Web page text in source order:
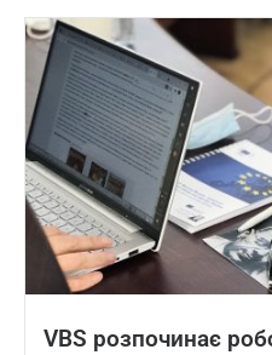
VBS розпочинає